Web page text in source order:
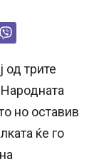
од трите
но оставив
ќе го